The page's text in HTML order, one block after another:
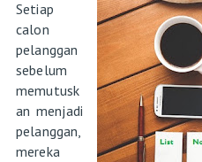
Setiap
calon
pelanggan
sebelum
memutusk
an menjadi
pelanggan,
mereka